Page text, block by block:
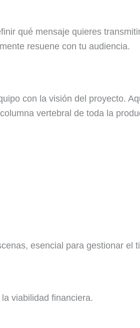
qué mensaje quieres
resuene con tu audiencia.
con la visión del proyecto.
vertebral de toda la
esencial para gestionar el
viabilidad financiera.